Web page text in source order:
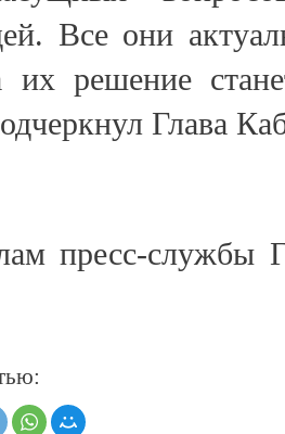
Все они
их решение
Глава
пресс-службы